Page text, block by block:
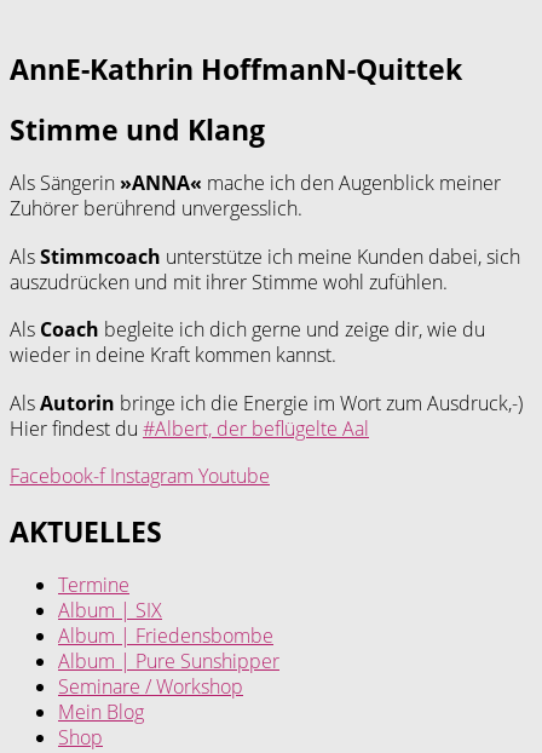
AnnE-Kathrin HoffmanN-Quittek
Stimme und Klang
Als Sängerin »ANNA« mache ich den Augenblick meiner
Zuhörer berührend unvergesslich.
AlsStimmcoach unterstütze ich meine Kunden dabei, sich
auszudrücken und mit ihrer Stimme wohl zufühlen.
Als Coach begleite ich dich gerne und zeige dir, wie du
wieder in deine Kraft kommen kannst.
AlsAutorin bringe ich die Energie im Wort zum Ausdruck,-)
Hier findest du #Albert, der beflügelte Aal
Facebook-f Instagram Youtube
AKTUELLES
Termine
Album | SIX
Album | Friedensbombe
Album | Pure Sunshipper
Seminare / Workshop
Mein Blog
Shop